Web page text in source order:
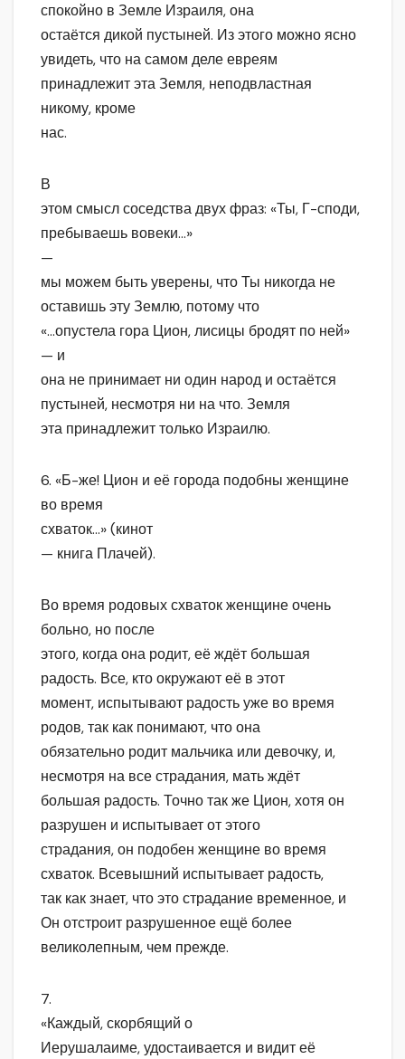
спокойно в Земле Израиля, она
остаётся дикой пустыней. Из этого можно ясно
увидеть, что на самом деле евреям
принадлежит эта Земля, неподвластная
никому, кроме
нас.
В
этом смысл соседства двух фраз: «Ты, Г-споди,
пребываешь вовеки…»
—
мы можем быть уверены, что Ты никогда не
оставишь эту Землю, потому что
«…опустела гора Цион, лисицы бродят по ней»
— и
она не принимает ни один народ и остаётся
пустыней, несмотря ни на что. Земля
эта принадлежит только Израилю.
6. «Б-же! Цион и её города подобны женщине
во время
схваток…» (кинот
— книга Плачей).
Во время родовых схваток женщине очень
больно, но после
этого, когда она родит, её ждёт большая
радость. Все, кто окружают её в этот
момент, испытывают радость уже во время
родов, так как понимают, что она
обязательно родит мальчика или девочку, и,
несмотря на все страдания, мать ждёт
большая радость. Точно так же Цион, хотя он
разрушен и испытывает от этого
страдания, он подобен женщине во время
схваток. Всевышний испытывает радость,
так как знает, что это страдание временное, и
Он отстроит разрушенное ещё более
великолепным, чем прежде.
7.
«Каждый, скорбящий о
Иерушалаиме, удостаивается и видит её